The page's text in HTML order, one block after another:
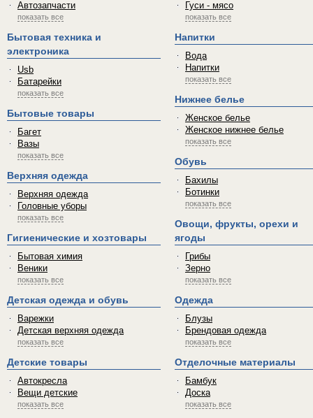
Автозапчасти
показать все
Бытовая техника и
электроника
Usb
Батарейки
показать все
Бытовые товары
Багет
Вазы
показать все
Верхняя одежда
Верхняя одежда
Головные уборы
показать все
Гигиенические и хозтовары
Бытовая химия
Веники
показать все
Детская одежда и обувь
Варежки
Детская верхняя одежда
показать все
Детские товары
Автокресла
Вещи детские
показать все
Гуси - мясо
показать все
Напитки
Вода
Напитки
показать все
Нижнее белье
Женское белье
Женское нижнее белье
показать все
Обувь
Бахилы
Ботинки
показать все
Овощи, фрукты, орехи и
ягоды
Грибы
Зерно
показать все
Одежда
Блузы
Брендовая одежда
показать все
Отделочные материалы
Бамбук
Доска
показать все